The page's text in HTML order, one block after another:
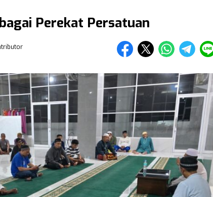
Perekat Persatuan